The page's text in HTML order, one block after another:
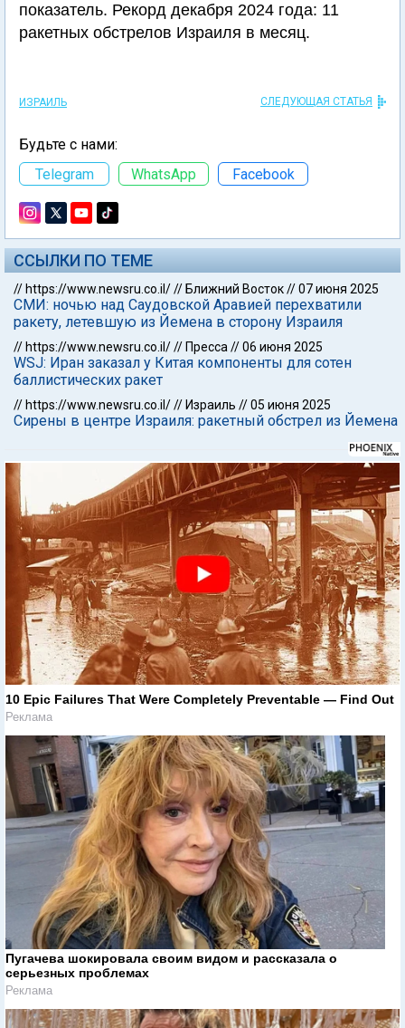
показатель. Рекорд декабря 2024 года: 11
ракетных обстрелов Израиля в месяц.
ИЗРАИЛЬ СЛЕДУЮЩАЯ СТАТЬЯ
Будьте с нами:
Telegram
WhatsApp Facebook
ССЫЛКИ ПО ТЕМЕ
// https://www.newsru.co.il/// Ближний Восток//07 июня 2025
СМИ: ночью над Саудовской Аравией перехватили
ракету, летевшую из Йемена в сторону Израиля
// https://www.newsru.co.il/// Пресса //06 июня 2025
WSJ: Иран заказал у Китая компоненты для сотен
баллистических ракет
// https://www.newsru.co.il/// Израиль //05 июня 2025
Сирены в центре Израиля: ракетный обстрел из Йемена
10 Epic Failures That Were Completely Preventable — Find Out
Реклама
Пугачева шокировала своим видом и рассказала о
серьезных проблемах
Реклама